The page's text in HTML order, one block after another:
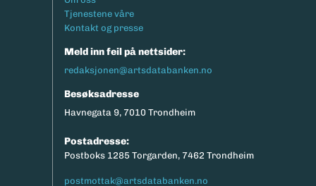
Tjenestene våre
Kontakt og presse
Meld inn feil på nettsider:
redaksjonen@artsdatabanken.no
Besøksadresse
Havnegata 9, 7010 Trondheim
Postadresse:
Postboks 1285 Torgarden, 7462 Trondheim
postmottak@artsdatabanken.no